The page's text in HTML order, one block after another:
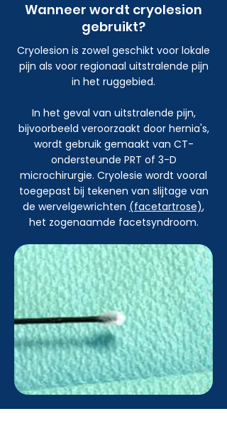
Wanneer wordt cryolesion
gebruikt?
Cryolesion is zowel geschikt voor lokale
pijn als voor regionaal uitstralende pijn
in het ruggebied.
In het geval van uitstralende pijn,
bijvoorbeeld veroorzaakt door hernia's,
wordt gebruik gemaakt van CT-
ondersteunde PRT of 3-D
microchirurgie. Cryolesie wordt vooral
toegepast bij tekenen van slijtage van
de wervelgewrichten (facetartrose),
het zogenaamde facetsyndroom.